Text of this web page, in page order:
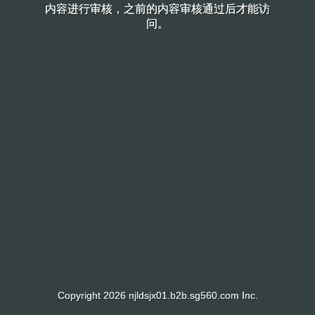
内容进行审核，之前的内容审核通过后才能访
问。
Copyright 2026 njldsjx01.b2b.sg560.com Inc.
内容进行审核，之前的内容审核通过后才能访
问。
Copyright 2026 njldsjx01.b2b.sg560.com Inc.